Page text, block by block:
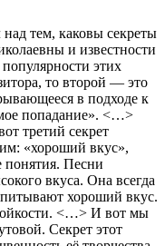
тем, каковы секреты
и известности
этих
то второй — это
в подходе к
попадание». <…>
третий секрет
«хороший вкус»,
понятия. Песни
вкуса. Она всегда
хороший вкус.
<…> И вот мы
Секрет этот